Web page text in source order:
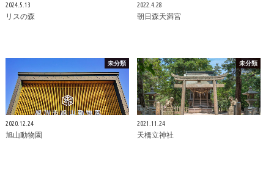
2024.5.13
リスの森
2022.4.28
朝日森天満宮
未分類
2020.12.24
旭山動物園
未分類
2021.11.24
天橋立神社